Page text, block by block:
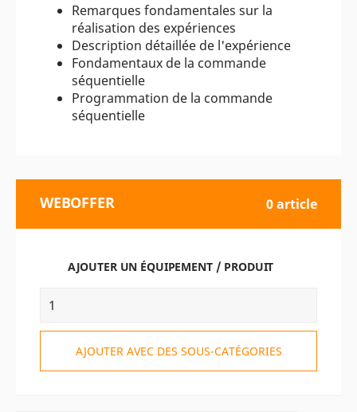
Remarques fondamentales sur la
réalisation des expériences
Description détaillée de l'expérience
Fondamentaux de la commande
séquentielle
Programmation de la commande
séquentielle
WEBOFFER 0 article
AJOUTER UN ÉQUIPEMENT / PRODUIT
AJOUTER AVEC DES SOUS-CATÉGORIES